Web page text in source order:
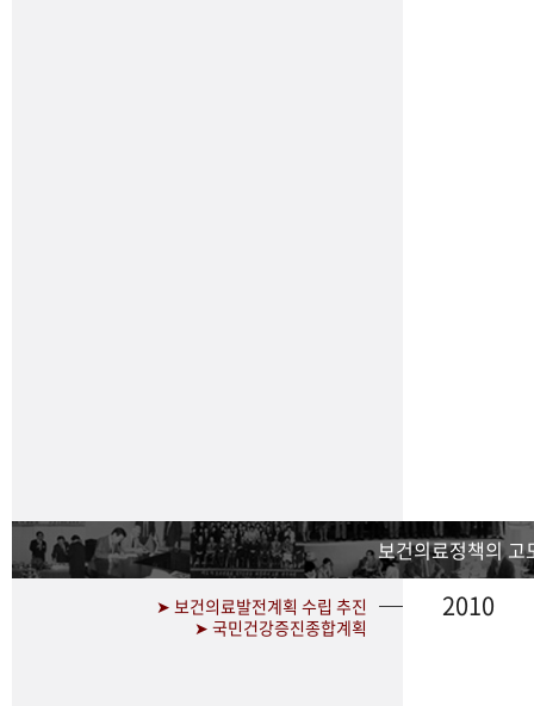
보건의료정책의 고
➤ 보건의료발전계획 수립 추진
➤ 국민건강증진종합계획
2010